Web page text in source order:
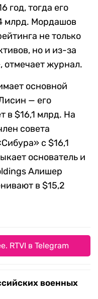
год, тогда его
млрд. Мордашов
не только
но и из-за
отмечает журнал.
основной
— его
в $16,1 млрд. На
совета
с $16,1
основатель и
Алишер
в $15,2
RTVI в Telegram
военных